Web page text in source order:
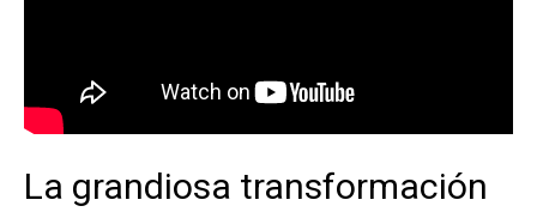
La grandiosa transformación